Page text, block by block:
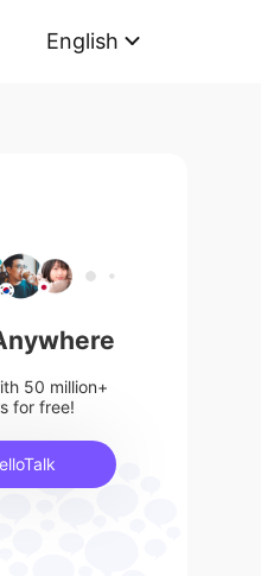
English
50 million+
for free!